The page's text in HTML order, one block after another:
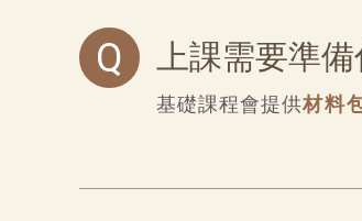
Q 上課需要準
基礎課程會提供材料